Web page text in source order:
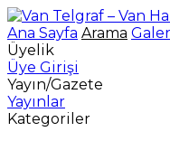
Ana Sayfa Arama
Üyelik
Üye Girişi
Yayın/Gazete
Yayınlar
Kategoriler